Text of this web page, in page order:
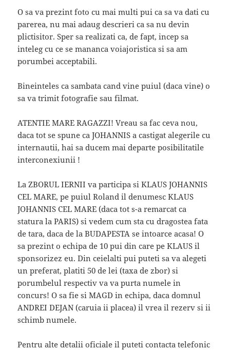
O sa va prezint foto cu mai multi pui ca sa va dati cu
parerea, nu mai adaug descrieri ca sa nu devin
plictisitor. Sper sa realizati ca, de fapt, incep sa
inteleg cu ce se mananca voiajoristica si sa am
porumbei acceptabili.
Bineinteles ca sambata cand vine puiul (daca vine) o
sa va trimit fotografie sau filmat.
ATENTIE MARE RAGAZZI! Vreau sa fac ceva nou,
daca tot se spune ca JOHANNIS a castigat alegerile cu
internautii, hai sa ducem mai departe posibilitatile
interconexiunii !
La ZBORUL IERNII va participa si KLAUS JOHANNIS
CEL MARE, pe puiul Roland il denumesc KLAUS
JOHANNIS CEL MARE (daca tot s-a remarcat ca
statura la PARIS) si vedem cum sta cu dragostea fata
de tara, daca de la BUDAPESTA se intoarce acasa! O
sa prezint o echipa de 10 pui din care pe KLAUS il
sponsorizez eu. Din ceielalti pui puteti sa va alegeti
un preferat, platiti 50 de lei (taxa de zbor) si
porumbelul respectiv va va purta numele in
concurs! O sa fie si MAGD in echipa, daca domnul
ANDREI DEJAN (caruia ii placea) il vrea il rezerv si ii
schimb numele.
Pentru alte detalii oficiale il puteti contacta telefonic